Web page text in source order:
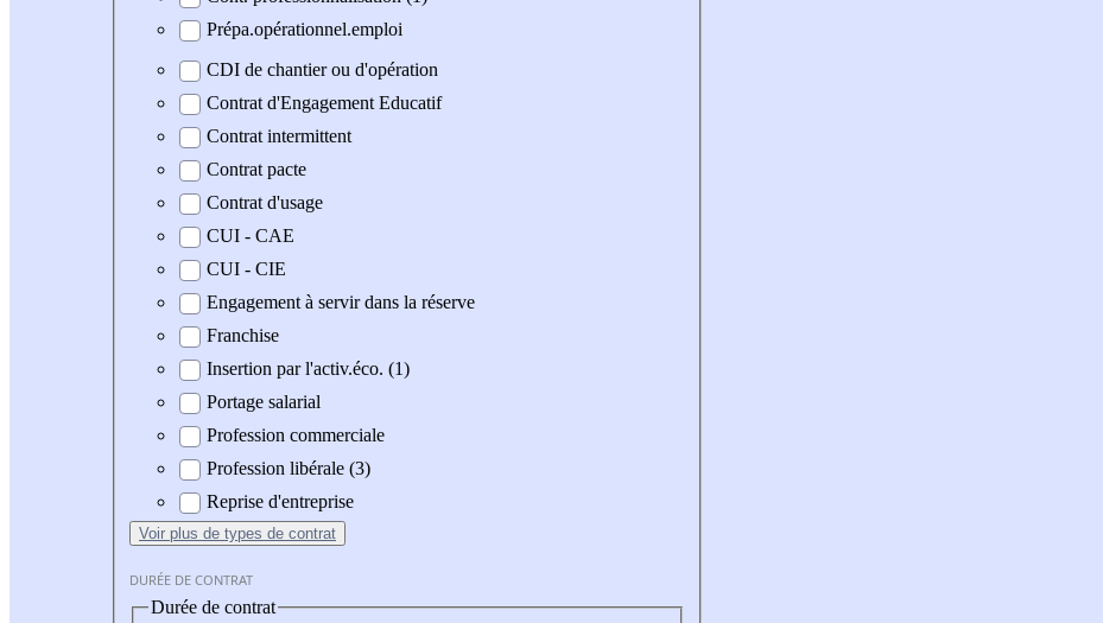
Prépa.opérationnel.emploi
CDI de chantier ou d'opération
Contrat d'Engagement Educatif
Contrat intermittent
Contrat pacte
Contrat d'usage
CUI - CAE
CUI - CIE
Engagement à servir dans la réserve
Franchise
Insertion par l'activ.éco. (1)
Portage salarial
Profession commerciale
Profession libérale (3)
Reprise d'entreprise
Voir plus de types de contrat
DURÉE DE CONTRAT
Durée de contrat